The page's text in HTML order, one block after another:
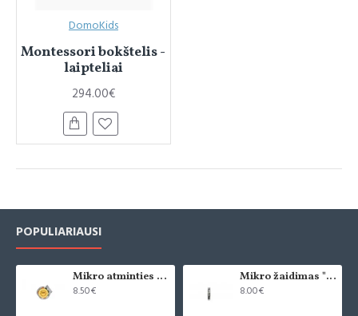
DomoKids
Montessori bokštelis -
laipteliai
294.00€
POPULIARIAUSI
Mikro atminties žaidimas "Saldainiukai"
8.50€
Mikro žaidimas "Domino"
8.00€